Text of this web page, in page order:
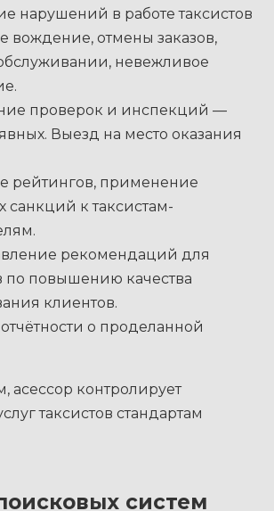
нарушений в работе таксистов
вождение, отмены заказов,
невежливое
проверок и инспекций —
Выезд на место оказания
рейтингов, применение
санкций к таксистам-
рекомендаций для
по повышению качества
клиентов.
о проделанной
асессор контролирует
таксистов стандартам
систем